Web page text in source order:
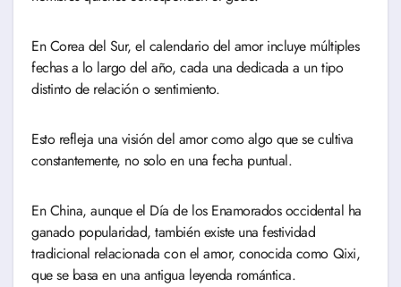
En Corea del Sur, el calendario del amor incluye múltiples
fechas a lo largo del año, cada una dedicada a un tipo
distinto de relación o sentimiento.
Esto refleja una visión del amor como algo que se cultiva
constantemente, no solo en una fecha puntual.
En China, aunque el Día de los Enamorados occidental ha
ganado popularidad, también existe una festividad
tradicional relacionada con el amor, conocida como Qixi,
que se basa en una antigua leyenda romántica.